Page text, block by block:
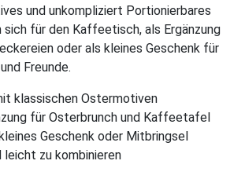
und unkompliziert Portionierbares
sich für den Kaffeetisch, als Ergänzung
oder als kleines Geschenk für
Freunde.
klassischen Ostermotiven
für Osterbrunch und Kaffeetafel
Geschenk oder Mitbringsel
leicht zu kombinieren